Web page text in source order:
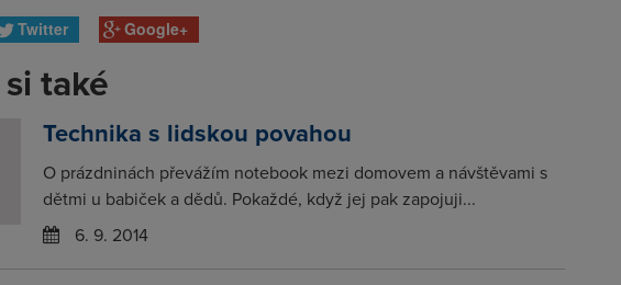
Twitter Google+
také
Technika s lidskou povahou
O prázdninách převážím notebook mezi domovem a návštěvami s
dětmi u babiček a dědů. Pokaždé, když jej pak zapojuji...
6. 9. 2014